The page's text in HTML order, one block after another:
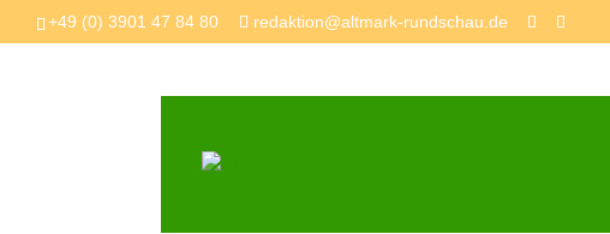
+49 (0) 3901 47 84 80 redaktion@altmark-rundschau.de